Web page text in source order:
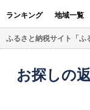
ランキング 地域一覧
ふるさと納税サイト「ふ
お探しの